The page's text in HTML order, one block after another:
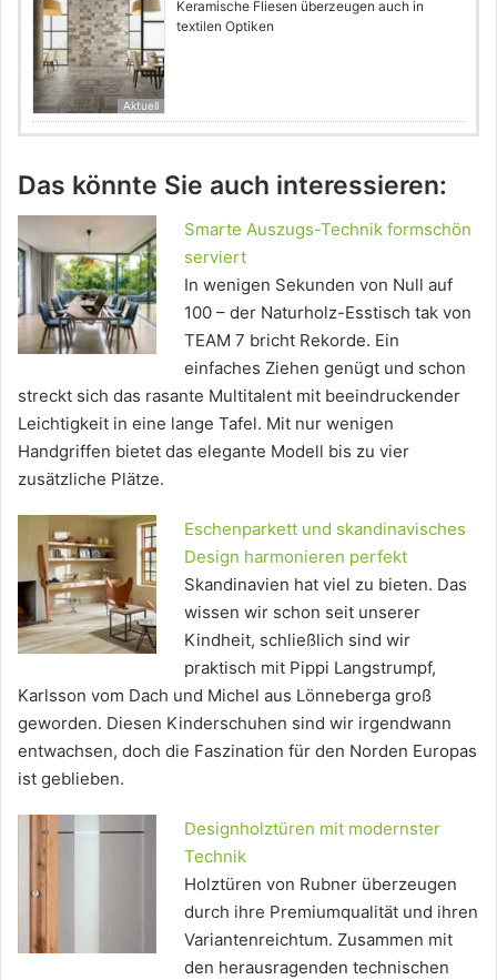
Aktuell
Keramische Fliesen überzeugen auch in
textilen Optiken
Das könnte Sie auch interessieren:
Smarte Auszugs-Technik formschön
serviert
In wenigen Sekunden von Null auf
100 – der Naturholz-Esstisch tak von
TEAM 7 bricht Rekorde. Ein
einfaches Ziehen genügt und schon
streckt sich das rasante Multitalent mit beeindruckender
Leichtigkeit in eine lange Tafel. Mit nur wenigen
Handgriffen bietet das elegante Modell bis zu vier
zusätzliche Plätze.
Eschenparkett und skandinavisches
Design harmonieren perfekt
Skandinavien hat viel zu bieten. Das
wissen wir schon seit unserer
Kindheit, schließlich sind wir
praktisch mit Pippi Langstrumpf,
Karlsson vom Dach und Michel aus Lönneberga groß
geworden. Diesen Kinderschuhen sind wir irgendwann
entwachsen, doch die Faszination für den Norden Europas
ist geblieben.
Designholztüren mit modernster
Technik
Holztüren von Rubner überzeugen
durch ihre Premiumqualität und ihren
Variantenreichtum. Zusammen mit
den herausragenden technischen